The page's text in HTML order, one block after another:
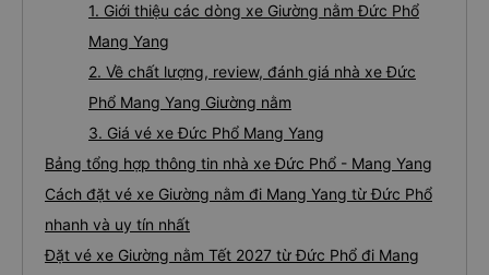
1. Giới thiệu các dòng xe Giường nằm Đức Phổ
Mang Yang
2. Về chất lượng, review, đánh giá nhà xe Đức
Phổ Mang Yang Giường nằm
3. Giá vé xe Đức Phổ Mang Yang
Bảng tổng hợp thông tin nhà xe Đức Phổ - Mang Yang
Cách đặt vé xe Giường nằm đi Mang Yang từ Đức Phổ
nhanh và uy tín nhất
Đặt vé xe Giường nằm Tết 2027 từ Đức Phổ đi Mang